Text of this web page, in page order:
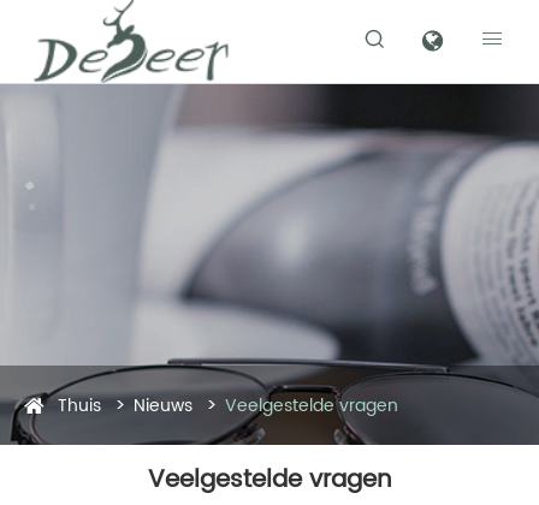
 
Thuis Nieuws Veelgestelde vragen
Veelgestelde vragen